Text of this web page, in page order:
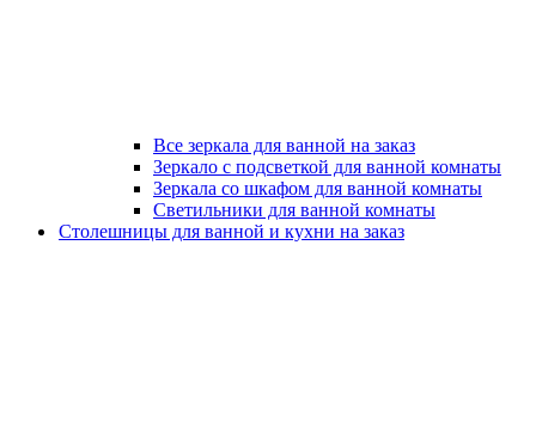
Все зеркала для ванной на заказ
Зеркало с подсветкой для ванной комнаты
Зеркала со шкафом для ванной комнаты
Светильники для ванной комнаты
Столешницы для ванной и кухни на заказ